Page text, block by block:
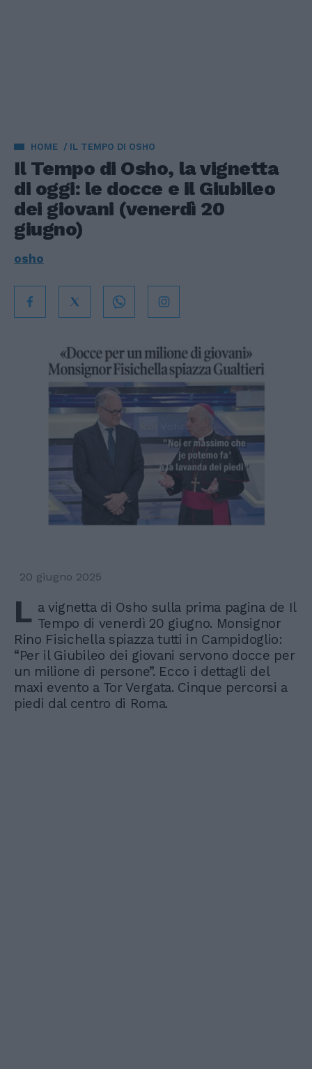
HOME IL TEMPO DI OSHO
Il Tempo di Osho, la vignetta
di oggi: le docce e il Giubileo
dei giovani (venerdì 20
giugno)
osho
20 giugno 2025
L a vignetta di Osho sulla prima pagina de Il
Tempo di venerdì 20 giugno. Monsignor
Rino Fisichella spiazza tutti in Campidoglio:
“Per il Giubileo dei giovani servono docce per
un milione di persone”. Ecco i dettagli del
maxi evento a Tor Vergata. Cinque percorsi a
piedi dal centro di Roma.